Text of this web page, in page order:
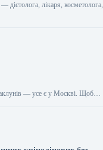
дієтолога, лікаря, косметолога,
— усе є у Москві. Щоб…